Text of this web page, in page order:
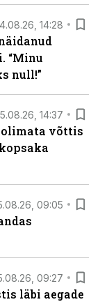
14:28
“Minu
null!”
14:37
võttis
09:05
09:27
läbi aegade